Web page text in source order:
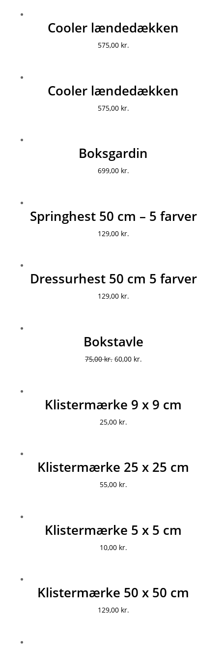
Cooler lændedækken
575,00 kr.
Cooler lændedækken
575,00 kr.
Boksgardin
699,00 kr.
Springhest 50 cm – 5 farver
129,00 kr.
Dressurhest 50 cm 5 farver
129,00 kr.
Bokstavle
75,00kr. Original
60,00 kr.Current
Klistermærke 9 x 9 cm
25,00 kr.
Klistermærke 25 x 25 cm
55,00 kr.
Klistermærke 5 x 5 cm
10,00 kr.
Klistermærke 50 x 50 cm
129,00 kr.